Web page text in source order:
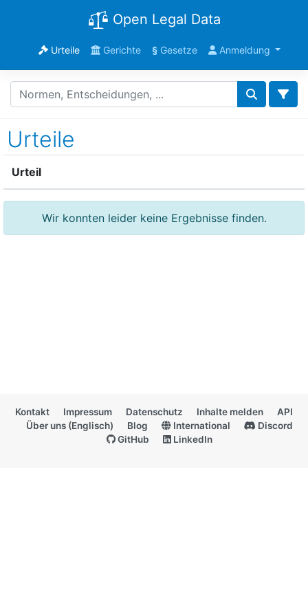
Open Legal Data
Urteile Gerichte §Gesetze Anmeldung
Urteile
Urteil
Wir konnten leider keine Ergebnisse finden.
Kontakt Impressum Datenschutz Inhalte melden
API
Über uns (Englisch)
Blog International
Discord
GitHub
LinkedIn